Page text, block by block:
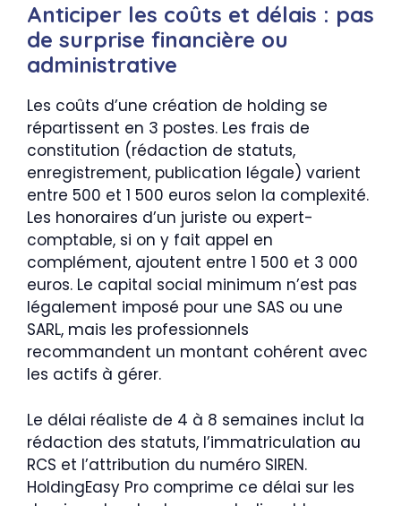
Anticiper les coûts et délais : pas
de surprise financière ou
administrative
Les coûts d’une création de holding se
répartissent en 3 postes. Les frais de
constitution (rédaction de statuts,
enregistrement, publication légale) varient
entre 500 et 1 500 euros selon la complexité.
Les honoraires d’un juriste ou expert-
comptable, si on y fait appel en
complément, ajoutent entre 1 500 et 3 000
euros. Le capital social minimum n’est pas
légalement imposé pour une SAS ou une
SARL, mais les professionnels
recommandent un montant cohérent avec
les actifs à gérer.
Le délai réaliste de 4 à 8 semaines inclut la
rédaction des statuts, l’immatriculation au
RCS et l’attribution du numéro SIREN.
HoldingEasy Pro comprime ce délai sur les